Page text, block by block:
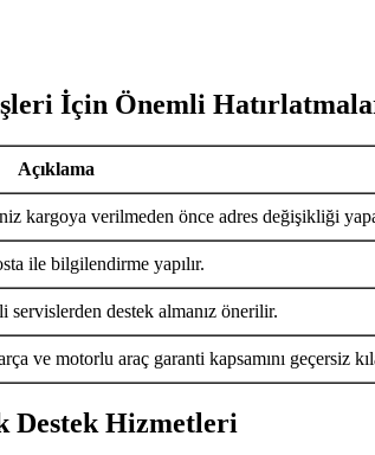
İçin Önemli
Açıklama
kargoya verilmeden önce adres değişikliği
ile bilgilendirme yapılır.
destek almanız önerilir.
ve motorlu araç garanti kapsamını geçersiz
Destek Hizmetleri